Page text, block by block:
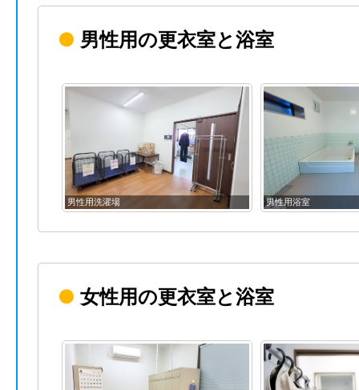
● 男性用の更衣室と浴室
男性用浴室 男性用更衣室
● 女性用の更衣室と浴室